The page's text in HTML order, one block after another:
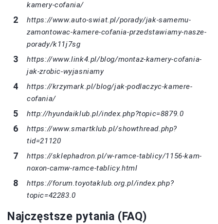
kamery-cofania/
https://www.auto-swiat.pl/porady/jak-samemu-
zamontowac-kamere-cofania-przedstawiamy-nasze-
porady/k11j7sg
https://www.link4.pl/blog/montaz-kamery-cofania-
jak-zrobic-wyjasniamy
https://krzymark.pl/blog/jak-podlaczyc-kamere-
cofania/
http://hyundaiklub.pl/index.php?topic=8879.0
https://www.smartklub.pl/showthread.php?
tid=21120
https://sklephadron.pl/w-ramce-tablicy/1156-kam-
noxon-camw-ramce-tablicy.html
https://forum.toyotaklub.org.pl/index.php?
topic=42283.0
Najczęstsze pytania (FAQ)